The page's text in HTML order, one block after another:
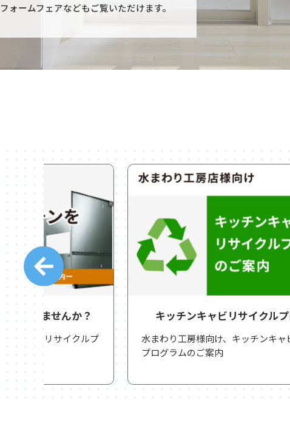
フォームフェアなどもご覧いただけます。
キッチンキャビリサイクルプログラム
水まわり工房様向け、キッチンキャビリサイクル
プログラムのご案内